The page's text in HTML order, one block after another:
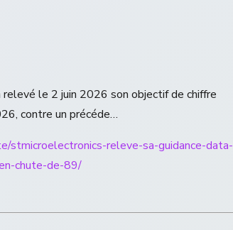
le 2 juin 2026 son objectif de chiffre
contre un précéde…
stmicroelectronics-releve-sa-guidance-data-
chute-de-89/